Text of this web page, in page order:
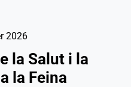
2026
la Salut i la
la Feina